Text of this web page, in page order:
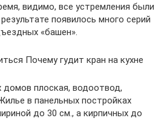
видимо, все устремления были
появилось много серий
«башен».
Почему гудит кран на кухне
плоская, водоотвод,
в панельных постройках
до 30 см., а кирпичных до